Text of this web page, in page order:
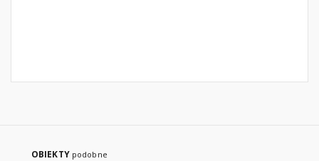
OBIEKTY podobne